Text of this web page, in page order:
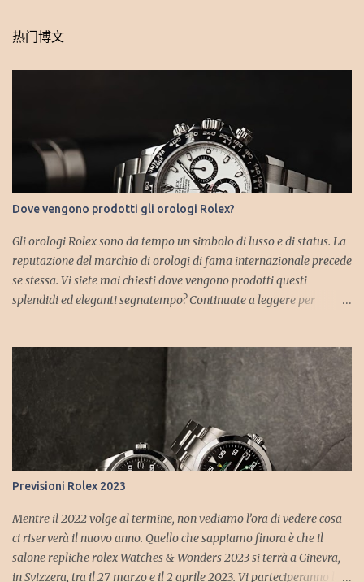
热门博文
Dove vengono prodotti gli orologi Rolex?
Gli orologi Rolex sono da tempo un simbolo di lusso e di status. La
reputazione del marchio di orologi di fama internazionale precede
se stessa. Vi siete mai chiesti dove vengono prodotti questi
splendidi ed eleganti segnatempo? Continuate a leggere per
essere uno standard di lusso. Sono uno status symbol e per alcuni
possono essere considerati un segno di gusto squisito. Ogni fase del
processo di produzione del marchio consente di controllare i
dettagli più minuti, motivo per cui le riproduzioni di Rolex
falsi continuano a produrre modelli difettosi. Alcuni potrebbero
avere l’impressione che un Rolex sia prodotto in un unico edificio,
Svizzera – La sede di Rolex La sede internazionale di Rolex si trova
a Les A...
Previsioni Rolex 2023
Mentre il 2022 volge al termine, non vediamo l’ora di vedere cosa
ci riserverà il nuovo anno. Quello che sappiamo finora è che il
salone repliche rolex Watches & Wonders 2023 si terrà a Ginevra,
in Svizzera, tra il 27 marzo e il 2 aprile 2023. Vi parteciperanno le